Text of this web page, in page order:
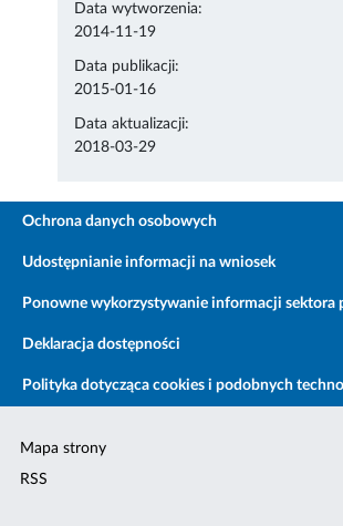
Data wytworzenia:
2014-11-19
Data publikacji:
2015-01-16
Data aktualizacji:
2018-03-29
Ochrona danych osobowych
Udostępnianie informacji na wniosek
Ponowne wykorzystywanie informacji sektora
Deklaracja dostępności
Polityka dotycząca cookies i podobnych
Mapa strony
RSS